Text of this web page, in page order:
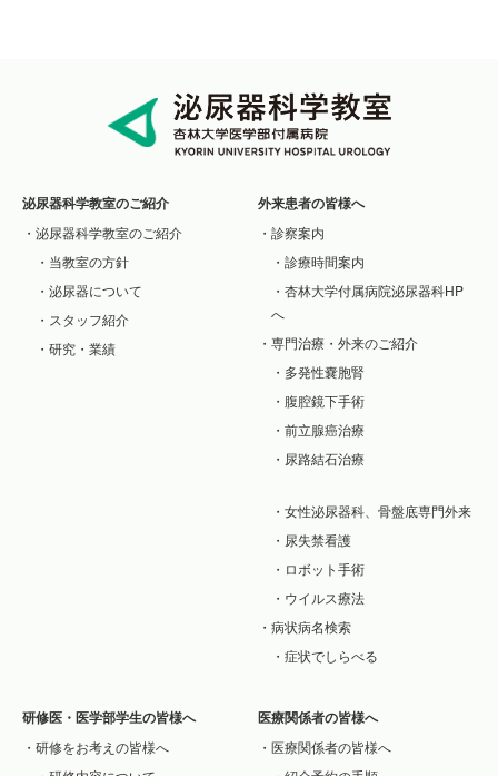
泌尿器科学教室のご紹介
泌尿器科学教室のご紹介
当教室の方針
泌尿器について
スタッフ紹介
研究・業績
外来患者の皆様へ
診察案内
診療時間案内
杏林大学付属病院泌尿器科HP
へ
専門治療・外来のご紹介
多発性嚢胞腎
腹腔鏡下手術
前立腺癌治療
尿路結石治療
女性泌尿器科、骨盤底専門外来
尿失禁看護
ロボット手術
ウイルス療法
病状病名検索
症状でしらべる
研修医・医学部学生の皆様へ
研修をお考えの皆様へ
医療関係者の皆様へ
医療関係者の皆様へ